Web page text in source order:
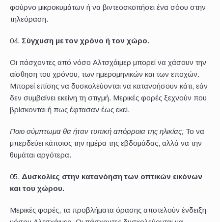
φούρνο μικροκυμάτων ή να βιντεοσκοπήσει ένα σόου στην
τηλεόραση.
Σύγχυση με τον χρόνο ή τον χώρο.
Οι πάσχοντες από νόσο Αλτσχάιμερ μπορεί να χάσουν την
αίσθηση του χρόνου, των ημερομηνικών και των εποχών.
Μπορεί επίσης να δυσκολεύονται να κατανοήσουν κάτι, εάν
δεν συμβαίνει εκείνη τη στιγμή. Μερικές φορές ξεχνούν που
βρίσκονται ή πως έφτασαν έως εκεί.
Ποιο σύμπτωμα θα ήταν τυπική απόρροια της ηλικίας; Το να
μπερδεύει κάποιος την ημέρα της εβδομάδας, αλλά να την
θυμάται αργότερα.
Δυσκολίες στην κατανόηση των οπτικών εικόνων
και του χώρου.
Μερικές φορές, τα προβλήματα όρασης αποτελούν ένδειξη